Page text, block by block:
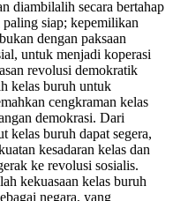
diambilalih secara bertahap
siap; kepemilikan
dengan paksaan
untuk menjadi koperasi
revolusi demokratik
kelas buruh untuk
cengkraman kelas
demokrasi. Dari
kelas buruh dapat segera,
kesadaran kelas dan
ke revolusi sosialis.
kekuasaan kelas buruh
negara, yang